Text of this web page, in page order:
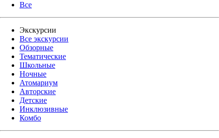
Все
Экскурсии
Все экскурсии
Обзорные
Тематические
Школьные
Ночные
Атомариум
Авторские
Детские
Инклюзивные
Комбо